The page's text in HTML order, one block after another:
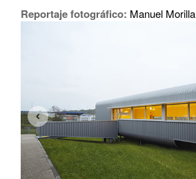
Reportaje fotográfico: Manuel Morilla